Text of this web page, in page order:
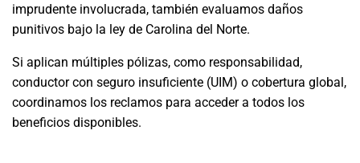
imprudente involucrada, también evaluamos daños
punitivos bajo la ley de Carolina del Norte.
Si aplican múltiples pólizas, como responsabilidad,
conductor con seguro insuficiente (UIM) o cobertura global,
coordinamos los reclamos para acceder a todos los
beneficios disponibles.